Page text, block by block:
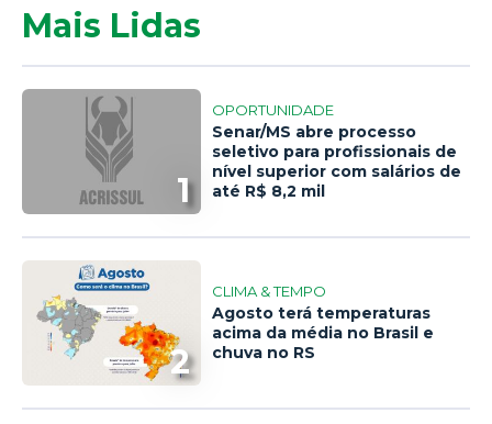
Mais Lidas
1
OPORTUNIDADE
Senar/MS abre processo
seletivo para profissionais de
nível superior com salários de
até R$ 8,2 mil
2
CLIMA & TEMPO
Agosto terá temperaturas
acima da média no Brasil e
chuva no RS